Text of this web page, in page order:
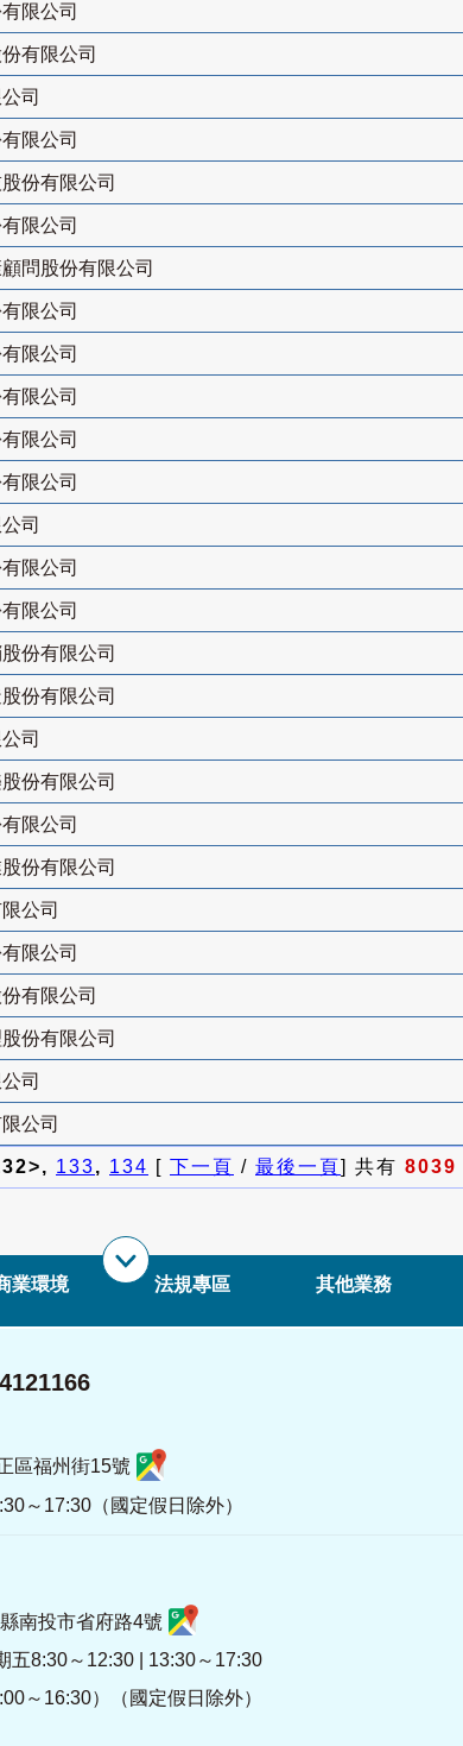
限公司
有限公司
司
限公司
份有限公司
限公司
問股份有限公司
限公司
限公司
限公司
限公司
限公司
司
限公司
限公司
份有限公司
份有限公司
司
份有限公司
限公司
份有限公司
公司
限公司
有限公司
份有限公司
司
公司
133, 134 [ 下一頁 / 最後一頁] 共有 8039
業環境 法規專區 其他業務
區福州街15號
～17:30（國定假日除外）
南投市省府路4號
五8:30～12:30 | 13:30～17:30
～16:30）（國定假日除外）